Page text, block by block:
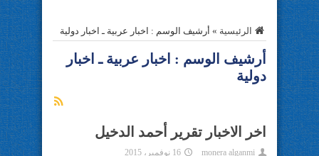
الرئيسية » أرشيف الوسم : اخبار عربية ـ اخبار دولية
أرشيف الوسم : اخبار عربية ـ اخبار
دولية
اخر الاخبار تقرير أحمد الدخيل
monera alganmi
16 نوفمبر، 2015